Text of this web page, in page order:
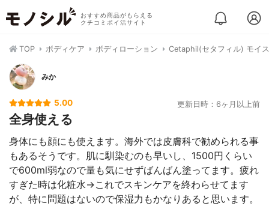
おすすめ商品がもらえる
クチコミポイ活サイト
TOP ボディケア ボディローション Cetaphil(セタフィル) モイ
みか
5.00 更新日時：6ヶ月以上前
全身使える
身体にも顔にも使えます。海外では皮膚科で勧められる事
もあるそうです。肌に馴染むのも早いし、1500円くらい
で600ml弱なので量も気にせずばんばん塗ってます。疲れ
すぎた時は化粧水→これでスキンケアを終わらせてます
が、特に問題はないので保湿力もかなりあると思います。